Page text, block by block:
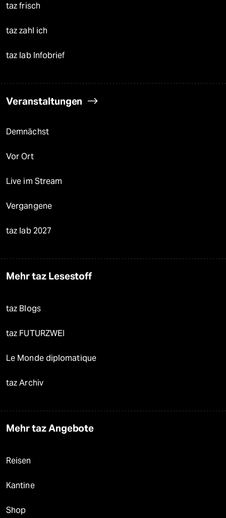
taz frisch
taz zahl ich
taz lab Infobrief
Veranstaltungen
Demnächst
Vor Ort
Live im Stream
Vergangene
taz lab 2027
Mehr taz Lesestoff
taz Blogs
taz FUTURZWEI
Le Monde diplomatique
taz Archiv
Mehr taz Angebote
Reisen
Kantine
Shop